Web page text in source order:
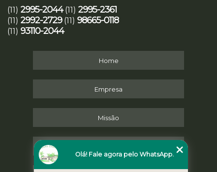
(11) 2995-2044 (11) 2995-2361
(11) 2992-2729 (11) 98665-0118
(11) 93110-2044
Home
Empresa
Missão
Olá! Fale agora pelo WhatsApp.